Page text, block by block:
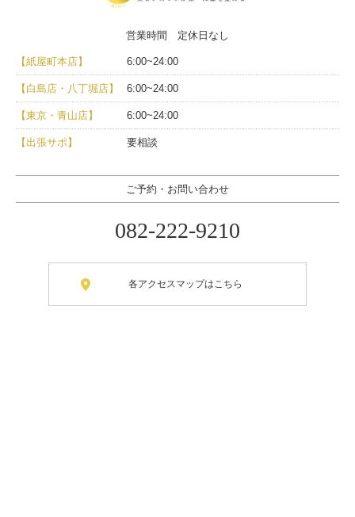
営業時間 定休日なし
【紙屋町本店】 6:00~24:00
【白島店・八丁堀店】 6:00~24:00
【東京・青山店】 6:00~24:00
【出張サポ】 要相談
ご予約・お問い合わせ
082-222-9210
各アクセスマップはこちら